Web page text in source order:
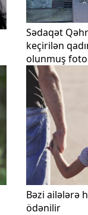
Sədaqət
keçirilən
olunmuş
mərasimində
Bəzi ailələrə
ödənilir